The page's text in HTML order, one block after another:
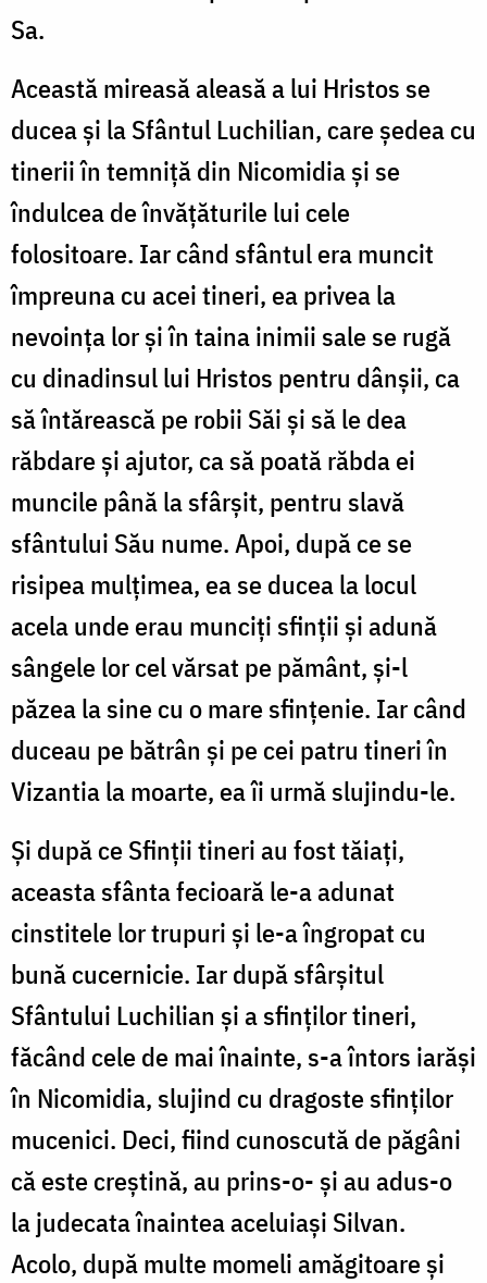
Sa.
Această mireasă aleasă a lui Hristos se
ducea și la Sfântul Luchilian, care ședea cu
tinerii în temniță din Nicomidia și se
îndulcea de învățăturile lui cele
folositoare. Iar când sfântul era muncit
împreuna cu acei tineri, ea privea la
nevoința lor și în taina inimii sale se rugă
cu dinadinsul lui Hristos pentru dânșii, ca
să întărească pe robii Săi și să le dea
răbdare și ajutor, ca să poată răbda ei
muncile până la sfârșit, pentru slavă
sfântului Său nume. Apoi, după ce se
risipea mulțimea, ea se ducea la locul
acela unde erau munciți sfinții și adună
sângele lor cel vărsat pe pământ, și-l
păzea la sine cu o mare sfințenie. Iar când
duceau pe bătrân și pe cei patru tineri în
Vizantia la moarte, ea îi urmă slujindu-le.
Și după ce Sfinții tineri au fost tăiați,
aceasta sfânta fecioară le-a adunat
cinstitele lor trupuri și le-a îngropat cu
bună cucernicie. Iar după sfârșitul
Sfântului Luchilian și a sfinților tineri,
făcând cele de mai înainte, s-a întors iarăși
în Nicomidia, slujind cu dragoste sfinților
mucenici. Deci, fiind cunoscută de păgâni
că este creștină, au prins-o- și au adus-o
la judecata înaintea aceluiași Silvan.
Acolo, după multe momeli amăgitoare și